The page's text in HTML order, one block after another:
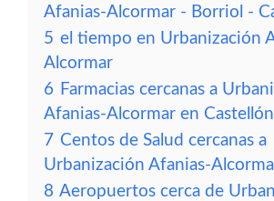
Afanias-Alcormar - Borriol -
5 el tiempo en Urbanización
Alcormar
6 Farmacias cercanas a
Afanias-Alcormar en
7 Centos de Salud cercanas a
Urbanización Afanias-
8 Aeropuertos cerca de